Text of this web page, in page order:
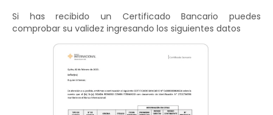
Si has recibido un Certificado Bancario puedes
comprobar su validez ingresando los siguientes datos